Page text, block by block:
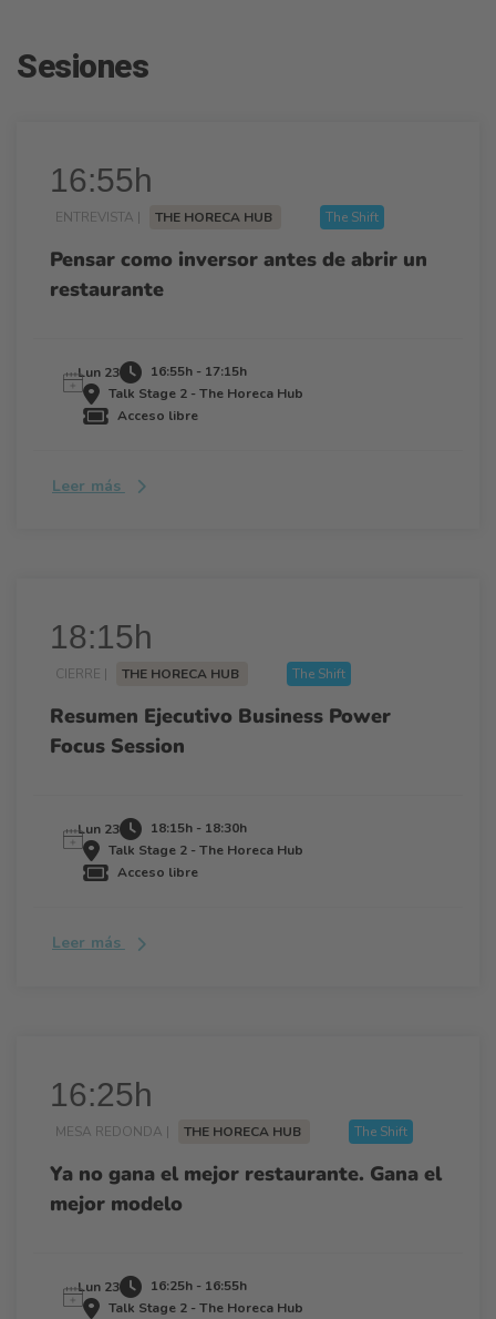
Sesiones
16:55h
ENTREVISTA | THE HORECA HUB The Shift
Pensar como inversor antes de abrir un
restaurante
Lun 23
16:55h - 17:15h
Talk Stage 2 - The Horeca Hub
Acceso libre
Leer más
18:15h
CIERRE | THE HORECA HUB The Shift
Resumen Ejecutivo Business Power
Focus Session
Lun 23
18:15h - 18:30h
Talk Stage 2 - The Horeca Hub
Acceso libre
Leer más
16:25h
MESA REDONDA | THE HORECA HUB The Shift
Ya no gana el mejor restaurante. Gana el
mejor modelo
Lun 23
16:25h - 16:55h
Talk Stage 2 - The Horeca Hub